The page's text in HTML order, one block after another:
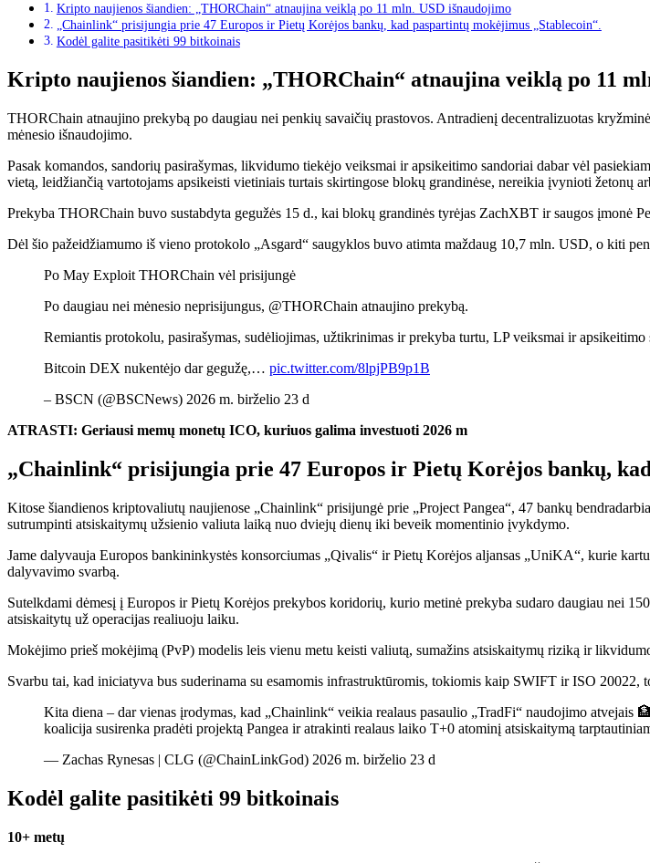
Kripto naujienos šiandien: „THORChain“ atnaujina veiklą po 11 mln. USD išnaudojimo
„Chainlink“ prisijungia prie 47 Europos ir Pietų Korėjos bankų, kad paspartintų mokėjimus „Stablecoin“.
Kodėl galite pasitikėti 99 bitkoinais
Kripto naujienos šiandien: „THORChain“ atnaujina veiklą po 11
THORChain atnaujino prekybą po daugiau nei penkių savaičių prastovos. Antradienį decentralizuotas
mėnesio išnaudojimo.
Pasak komandos, sandorių pasirašymas, likvidumo tiekėjo veiksmai ir apsikeitimo sandoriai dabar vėl
vietą, leidžiančią vartotojams apsikeisti vietiniais turtais skirtingose ​​blokų grandinėse, nereikia įvynioti žetonų
Prekyba THORChain buvo sustabdyta gegužės 15 d., kai blokų grandinės tyrėjas ZachXBT ir saugos įmonė
Dėl šio pažeidžiamumo iš vieno protokolo „Asgard“ saugyklos buvo atimta maždaug 10,7 mln. USD, o kiti
Po May Exploit THORChain vėl prisijungė
Po daugiau nei mėnesio neprisijungus, @THORChain atnaujino prekybą.
Remiantis protokolu, pasirašymas, sudėliojimas, užtikrinimas ir prekyba turtu, LP veiksmai ir
Bitcoin DEX nukentėjo dar gegužę,… pic.twitter.com/8lpjPB9p1B
– BSCN (@BSCNews) 2026 m. birželio 23 d
ATRASTI: Geriausi memų monetų ICO, kuriuos galima investuoti 2026 m
„Chainlink“ prisijungia prie 47 Europos ir Pietų Korėjos bankų,
Kitose šiandienos kriptovaliutų naujienose „Chainlink“ prisijungė prie „Project Pangea“, 47 bankų
sutrumpinti atsiskaitymų užsienio valiuta laiką nuo dviejų dienų iki beveik momentinio įvykdymo.
Jame dalyvauja Europos bankininkystės konsorciumas „Qivalis“ ir Pietų Korėjos aljansas „UniKA“, kurie
dalyvavimo svarbą.
Sutelkdami dėmesį į Europos ir Pietų Korėjos prekybos koridorių, kurio metinė prekyba sudaro daugiau nei
atsiskaitytų už operacijas realiuoju laiku.
Mokėjimo prieš mokėjimą (PvP) modelis leis vienu metu keisti valiutą, sumažins atsiskaitymų riziką ir
Svarbu tai, kad iniciatyva bus suderinama su esamomis infrastruktūromis, tokiomis kaip SWIFT ir ISO 20022,
Kita diena – dar vienas įrodymas, kad „Chainlink“ veikia realaus pasaulio „TradFi“ naudojimo
koalicija susirenka pradėti projektą Pangea ir atrakinti realaus laiko T+0 atominį atsiskaitymą
— Zachas Rynesas | CLG (@ChainLinkGod) 2026 m. birželio 23 d
Kodėl galite pasitikėti 99 bitkoinais
10+ metų